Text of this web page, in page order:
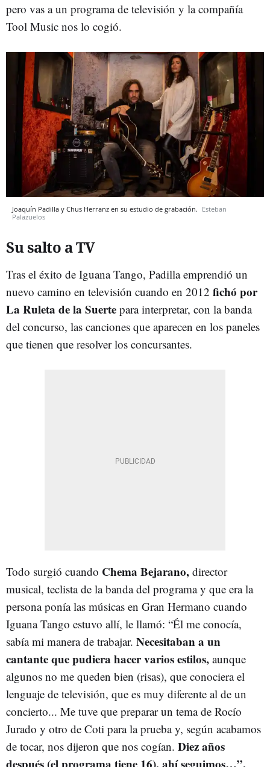
pero vas a un programa de televisión y la compañía
Tool Music nos lo cogió.
Joaquín Padilla y Chus Herranz en su estudio de grabación. Esteban
Palazuelos
Su salto a TV
Tras el éxito de Iguana Tango, Padilla emprendió un
nuevo camino en televisión cuando en 2012 fichó por
La Ruleta de la Suerte para interpretar, con la banda
del concurso, las canciones que aparecen en los paneles
que tienen que resolver los concursantes.
Todo surgió cuando Chema Bejarano, director
musical, teclista de la banda del programa y que era la
persona ponía las músicas en Gran Hermano cuando
Iguana Tango estuvo allí, le llamó: “Él me conocía,
sabía mi manera de trabajar. Necesitaban a un
cantante que pudiera hacer varios estilos, aunque
algunos no me queden bien (risas), que conociera el
lenguaje de televisión, que es muy diferente al de un
concierto... Me tuve que preparar un tema de Rocío
Jurado y otro de Coti para la prueba y, según acabamos
de tocar, nos dijeron que nos cogían. Diez años
después (el programa tiene 16), ahí seguimos…”,